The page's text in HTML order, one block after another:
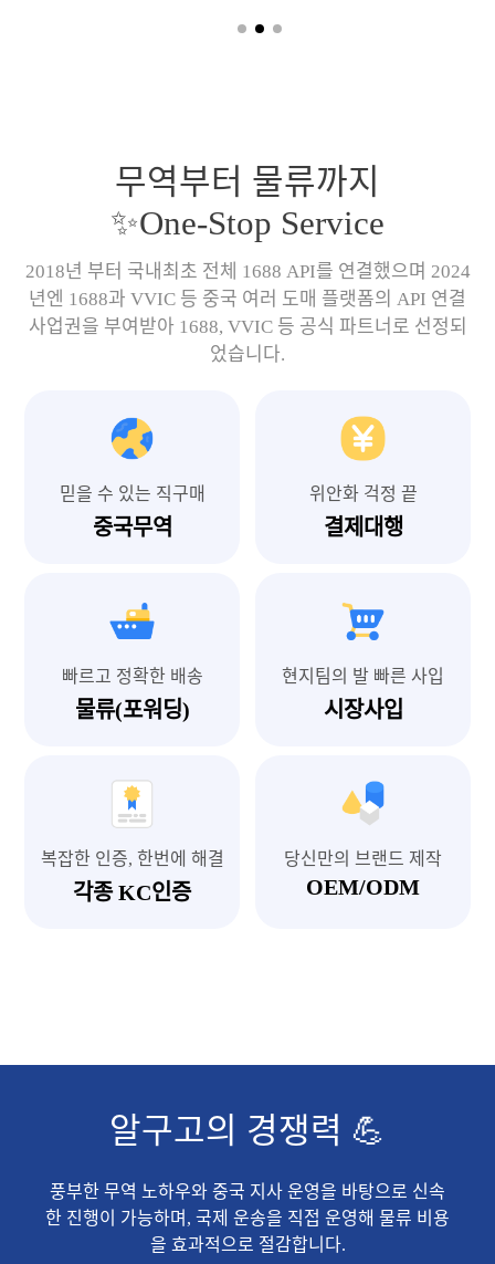
무역부터 물류까지
✨One-Stop Service
2018년 부터 국내최초 전체 1688 API를 연결했으며 2024
년엔 1688과 VVIC 등 중국 여러 도매 플랫폼의 API 연결
사업권을 부여받아 1688, VVIC 등 공식 파트너로 선정되
었습니다.
믿을 수 있는 직구매
중국무역
위안화 걱정 끝
결제대행
빠르고 정확한 배송
물류(포워딩)
현지팀의 발 빠른 사입
시장사입
복잡한 인증, 한번에 해결
각종 KC인증
당신만의 브랜드 제작
OEM/ODM
알구고의 경쟁력 💪
풍부한 무역 노하우와 중국 지사 운영을 바탕으로 신속
한 진행이 가능하며, 국제 운송을 직접 운영해 물류 비용
을 효과적으로 절감합니다.